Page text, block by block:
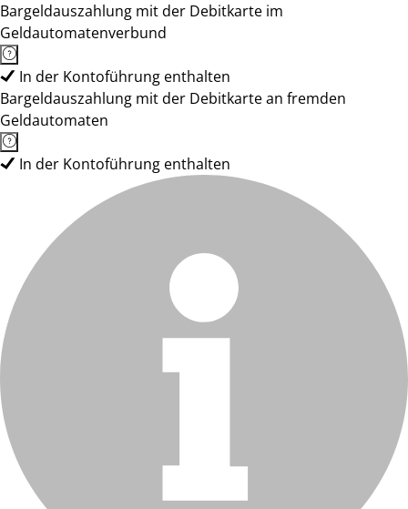
Bargeldauszahlung mit der Debitkarte im
Geldautomatenverbund
In der Kontoführung enthalten
Bargeldauszahlung mit der Debitkarte an fremden
Geldautomaten
In der Kontoführung enthalten